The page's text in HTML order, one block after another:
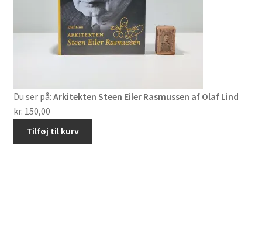
Du ser på: Arkitekten Steen Eiler Rasmussen af Olaf Lind
kr. 150,00
Tilføj til kurv